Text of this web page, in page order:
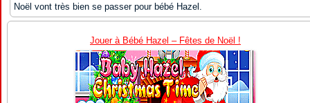
Noël vont très bien se passer pour bébé Hazel.
Jouer à Bébé Hazel – Fêtes de Noël !